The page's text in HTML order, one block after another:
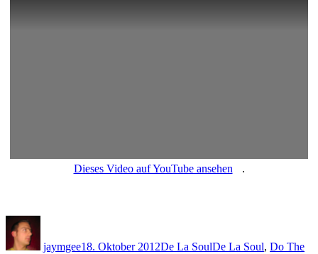
Dieses Video auf YouTube ansehen .
jaymgee18. Oktober 2012De La SoulDe La Soul, Do The